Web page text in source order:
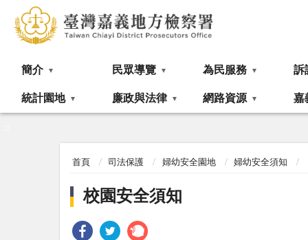
簡介 民眾導覽 為民服務 訴
統計園地 廉政與法律 網路資源 嘉
首頁 司法保護 婦幼安全園地 婦幼安全須知
校園安全須知